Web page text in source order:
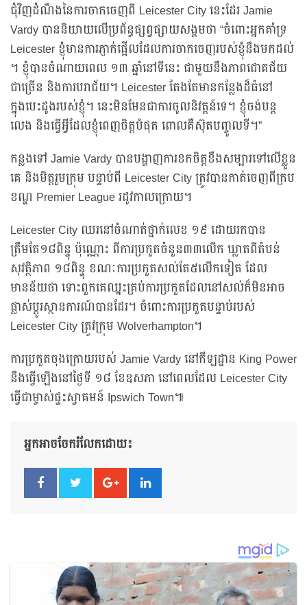
ជុំវិញដំណឹងនៃការចាកចេញពី Leicester City នេះដែរ Jamie
Vardy បាននិយាយលើប្រព័ន្ធផ្សព្វផ្សាយសង្គមថា “ចំពោះអ្នកគាំទ្រ
Leicester ខ្ញុំមានការភ្ញាក់ផ្អើលដែលការចាកចេញរបស់ខ្ញុំនឹងមកដល់
។ ខ្ញុំបានចំណាយពេល ១៣ ឆ្នាំនៅទីនេះ ជាមួយនឹងភាពជោគជ័យ
ជាច្រើន និងការបរាជ័យ។ Leicester តែងតែមានកន្លែងដ៏ធំនៅ
ក្នុងបេះដូងរបស់ខ្ញុំ។ នេះមិនមែនជាការចូលនិវត្តន៍ទេ។ ខ្ញុំចង់បន្ត
លេង និងធ្វើអ្វីដែលខ្ញុំពេញចិត្តបំផុត ពោលគឺស៊ុតបញ្ចូលទី។”
កន្លងទៅ Jamie Vardy បានបង្ហាញការខកចិត្តខឹងសម្បារទៅលើខ្លួន
គេ និងមិត្តរួមក្រុម បន្ទាប់ពី Leicester City ត្រូវបានកាត់ចេញពីក្រប
ខណ្ឌ Premier League រដូវកាលក្រោយ។
Leicester City ឈរនៅចំណាត់ថ្នាក់លេខ ១៩ ដោយរកបាន
ត្រឹមតែ១៨ពិន្ទុ ប៉ុណ្ណោះ ពីការប្រកួតចំនួន៣៣លើក ឃ្លាតពីតំបន់
សុវត្ថិភាព ១៨ពិន្ទុ ខណៈការប្រកួតសល់តែ៥លើកទៀត ដែល
មានន័យថា ទោះពួកគេឈ្នះគ្រប់ការប្រកួតដែលនៅសល់ក៏មិនអាច
ផ្លាស់ប្តូរស្ថានការណ៍បានដែរ។ ចំពោះការប្រកួតបន្ទាប់របស់
Leicester City ត្រូវក្រុម Wolverhampton។
ការប្រកួតចុងក្រោយរបស់ Jamie Vardy នៅកីឡដ្ឋាន King Power
នឹងធ្វើឡើងនៅថ្ងៃទី ១៨ ខែឧសភា នៅពេលដែល Leicester City
ធ្វើជាម្ចាស់ផ្ទះស្វាគមន៍ Ipswich Town៕
អ្នកអាចចែករំលែកដោយ៖